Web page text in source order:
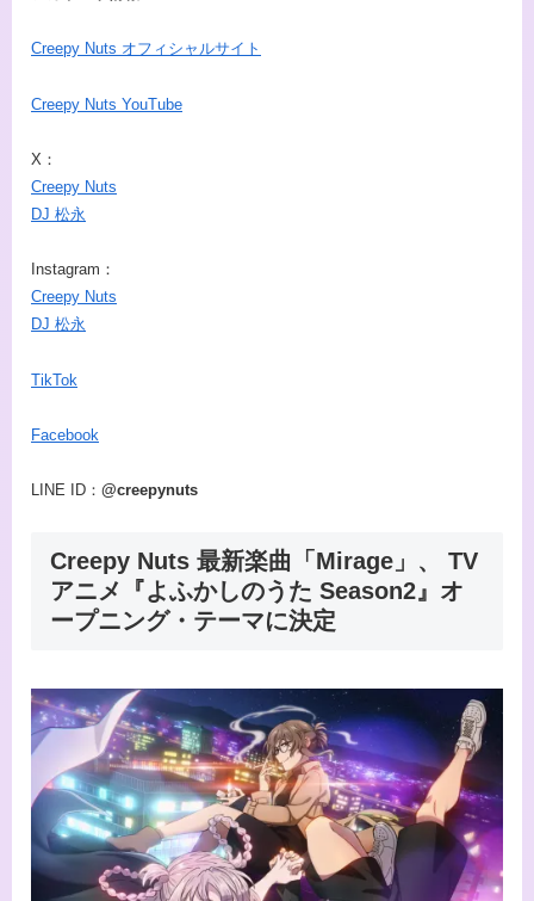
Creepy Nuts オフィシャルサイト
Creepy Nuts YouTube
X：
Creepy Nuts
DJ 松永
Instagram：
Creepy Nuts
DJ 松永
TikTok
Facebook
LINE ID： @creepynuts
Creepy Nuts 最新楽曲「Mirage」、 TV
アニメ『よふかしのうた Season2』オ
ープニング・テーマに決定